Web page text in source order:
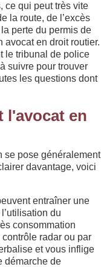
ce qui peut très vite
la route, de l’excès
perte du permis de
en droit routier.
le tribunal de police
suivre pour trouver
les questions dont
l'avocat en
se pose généralement
davantage, voici
entraîner une
du
consommation
radar ou par
et vous inflige
démarche de